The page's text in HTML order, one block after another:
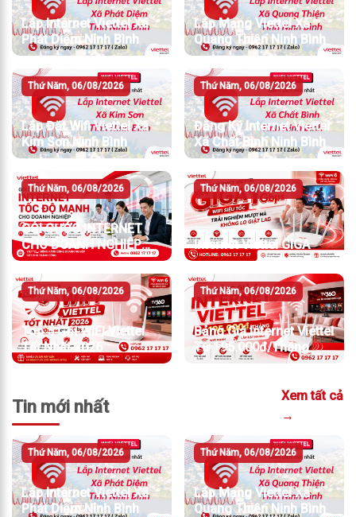
Lắp Internet Viettel Xã
Phát Diệm Ninh Bình
Lắp Mạng Viettel Xã
Quang Thiện Ninh Bình
Thứ Năm, 06/08/2026
Lắp Đặt Wifi Viettel Xã
Kim Sơn Ninh Bình
Thứ Năm, 06/08/2026
Đăng Ký Internet Viettel
Xã Chất Bình Ninh Bình
Thứ Năm, 06/08/2026
GÓI CƯỚC INTERNET
CHO DOANH NGHIỆP
TỐC ĐỘ MẠNH
Thứ Năm, 06/08/2026
Internet Viettel GIGA
Thứ Năm, 06/08/2026
Top 5 Gói WiFi Viettel
Tốt Nhất 2026
Thứ Năm, 06/08/2026
Bảng Giá Internet Viettel
Từ 195.000đ/Tháng
Tin mới nhất
Xem tất cả
→
Thứ Năm, 06/08/2026
Lắp Internet Viettel Xã
Phát Diệm Ninh Bình
Thứ Năm, 06/08/2026
Lắp Mạng Viettel Xã
Quang Thiện Ninh Bình